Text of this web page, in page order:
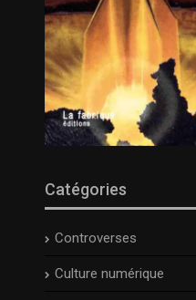
Catégories
Controverses
Culture numérique